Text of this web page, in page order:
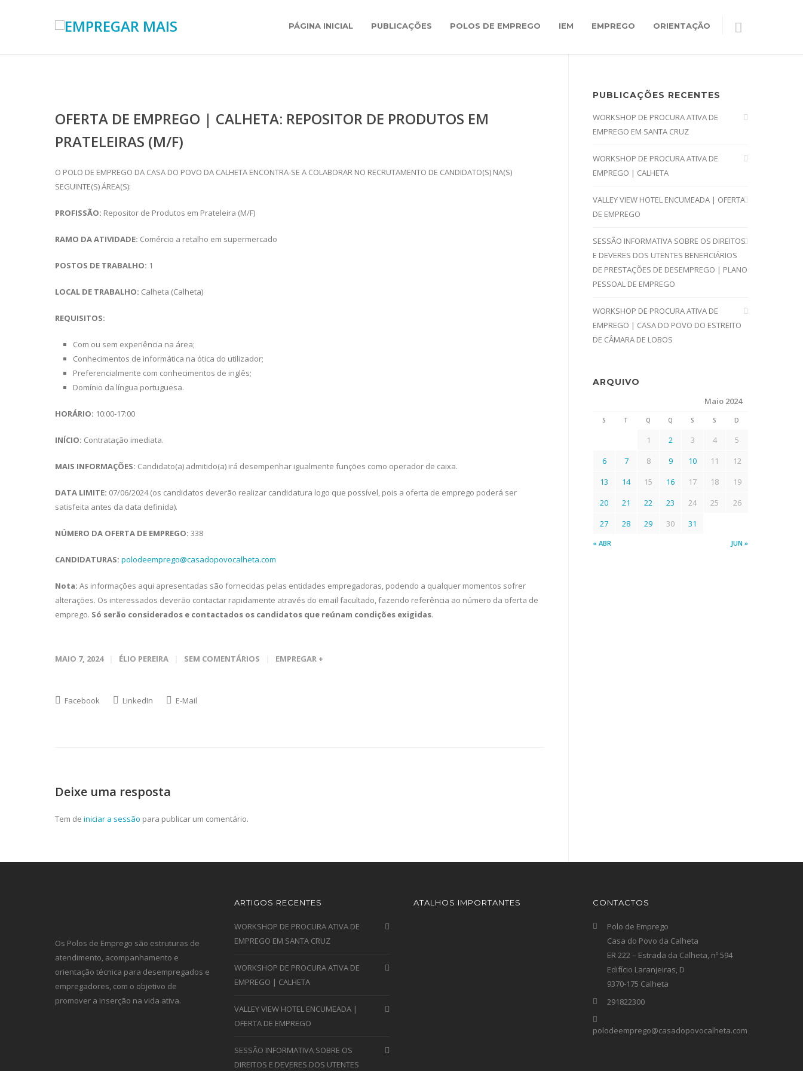
PÁGINA INICIAL PUBLICAÇÕES POLOS DE EMPREGO IEM EMPREGO ORIENTAÇÃO
OFERTA DE EMPREGO | CALHETA: REPOSITOR DE PRODUTOS EM
PRATELEIRAS (M/F)
O POLO DE EMPREGO DA CASA DO POVO DA CALHETA ENCONTRA-SE A COLABORAR NO RECRUTAMENTO DE CANDIDATO(S) NA(S)
SEGUINTE(S) ÁREA(S):
PROFISSÃO: Repositor de Produtos em Prateleira (M/F)
RAMO DA ATIVIDADE: Comércio a retalho em supermercado
POSTOS DE TRABALHO: 1
LOCAL DE TRABALHO: Calheta (Calheta)
REQUISITOS:
Com ou sem experiência na área;
Conhecimentos de informática na ótica do utilizador;
Preferencialmente com conhecimentos de inglês;
Domínio da língua portuguesa.
HORÁRIO: 10:00-17:00
INÍCIO: Contratação imediata.
MAIS INFORMAÇÕES: Candidato(a) admitido(a) irá desempenhar igualmente funções como operador de caixa.
DATA LIMITE: 07/06/2024 (os candidatos deverão realizar candidatura logo que possível, pois a oferta de emprego poderá ser
satisfeita antes da data definida).
NÚMERO DA OFERTA DE EMPREGO: 338
CANDIDATURAS: polodeemprego@casadopovocalheta.com
Nota: As informações aqui apresentadas são fornecidas pelas entidades empregadoras, podendo a qualquer momentos sofrer
alterações. Os interessados deverão contactar rapidamente através do email facultado, fazendo referência ao número da oferta de
emprego. Só serão considerados e contactados os candidatos que reúnam condições exigidas.
MAIO 7, 2024 ÉLIO PEREIRA SEM COMENTÁRIOS EMPREGAR +
Facebook LinkedIn E-Mail
Deixe uma resposta
Tem de iniciar a sessão para publicar um comentário.
PUBLICAÇÕES RECENTES
WORKSHOP DE PROCURA ATIVA DE
EMPREGO EM SANTA CRUZ
WORKSHOP DE PROCURA ATIVA DE
EMPREGO | CALHETA
VALLEY VIEW HOTEL ENCUMEADA | OFERTA
DE EMPREGO
SESSÃO INFORMATIVA SOBRE OS DIREITOS
E DEVERES DOS UTENTES BENEFICIÁRIOS
DE PRESTAÇÕES DE DESEMPREGO | PLANO
PESSOAL DE EMPREGO
WORKSHOP DE PROCURA ATIVA DE
EMPREGO | CASA DO POVO DO ESTREITO
DE CÂMARA DE LOBOS
ARQUIVO
Maio 2024
S T Q Q S S D
« ABR JUN »
1 2 3 4
5
6
7 8 9 10 11
12
13
14 15 16 17 18
19
20
21 22 23 24 25
26
27
28 29 30 31
Os Polos de Emprego são estruturas de
atendimento, acompanhamento e
orientação técnica para desempregados e
empregadores, com o objetivo de
promover a inserção na vida ativa.
ARTIGOS RECENTES
WORKSHOP DE PROCURA ATIVA DE
EMPREGO EM SANTA CRUZ
WORKSHOP DE PROCURA ATIVA DE
EMPREGO | CALHETA
VALLEY VIEW HOTEL ENCUMEADA |
OFERTA DE EMPREGO
SESSÃO INFORMATIVA SOBRE OS
DIREITOS E DEVERES DOS UTENTES
ATALHOS IMPORTANTES CONTACTOS
Polo de Emprego
Casa do Povo da Calheta
ER 222 – Estrada da Calheta, nº 594
Edifício Laranjeiras, D
9370-175 Calheta
291822300
polodeemprego@casadopovocalheta.com